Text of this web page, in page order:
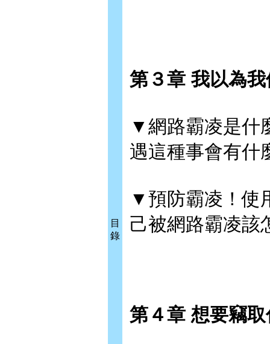
目
錄
第３章 我以為
▼網路霸凌是什
遇這種事會有什
▼預防霸凌！使
己被網路霸凌該
第４章 想要竊